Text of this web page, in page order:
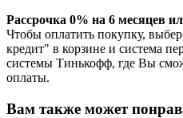
Рассрочка 0% на 6 месяцев
Чтобы оплатить покупку,
кредит" в корзине и система
системы Тинькофф, где Вы
оплаты.
Вам также может